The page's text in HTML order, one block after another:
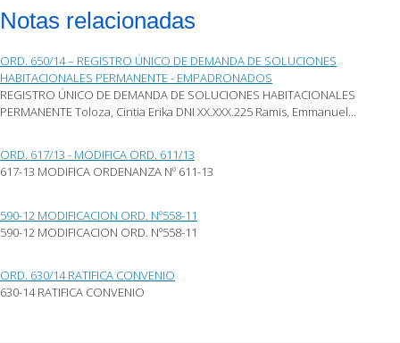
correo
electrónico
amigo
(Se
abre
en
una
ventana
Facebook
(Se
una
ventana
nueva)
en
Twitter
(Se
una
ventana
nueva)
Notas relacionadas
ORD. 650/14 – REGISTRO ÚNICO DE DEMANDA DE SOLUCIONES
HABITACIONALES PERMANENTE - EMPADRONADOS
REGISTRO ÚNICO DE DEMANDA DE SOLUCIONES HABITACIONALES
PERMANENTE Toloza, Cintia Erika DNI XX.XXX.225 Ramis, Emmanuel…
ORD. 617/13 - MODIFICA ORD. 611/13
617-13 MODIFICA ORDENANZA Nº 611-13
590-12 MODIFICACION ORD. Nº558-11
590-12 MODIFICACION ORD. Nº558-11
ORD. 630/14 RATIFICA CONVENIO
630-14 RATIFICA CONVENIO